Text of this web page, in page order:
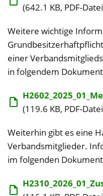
(642.1 KB, PDF-
Weitere wichtige
einer
in folgendem
(119.6 KB, PDF-
Weiterhin gibt es eine
Verbandsmitglieder.
im folgenden